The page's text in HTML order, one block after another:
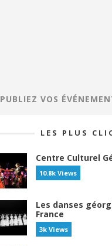
PUBLIEZ VOS
LES PLUS
Centre Culturel
10.8k Views
Les danses
France
3k Views